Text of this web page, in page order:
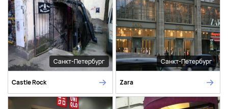
Санкт-Петербург
Castle Rock
Санкт-Петербург
Zara